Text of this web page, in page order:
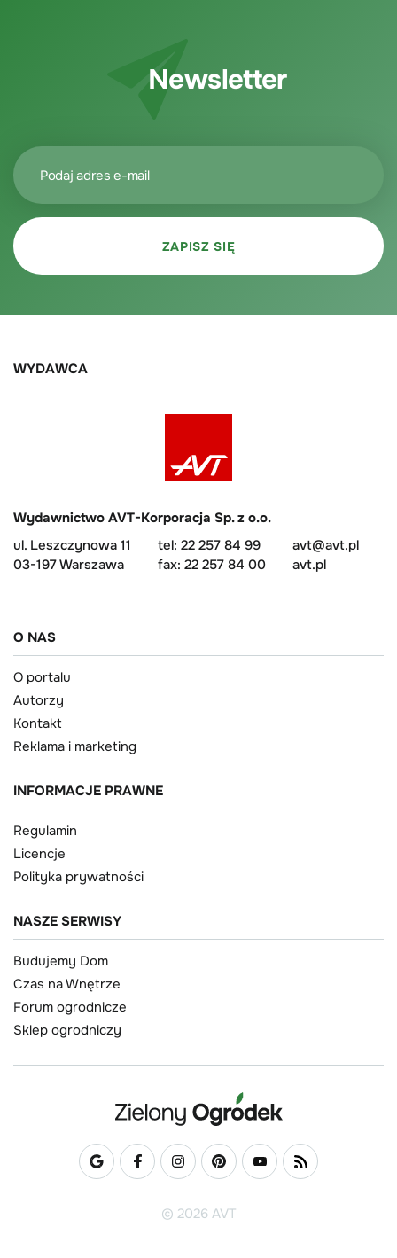
Newsletter
WYDAWCA
Wydawnictwo AVT-Korporacja Sp. z o.o.
ul. Leszczynowa 11
03-197 Warszawa
tel: 22 257 84 99
fax: 22 257 84 00
avt@avt.pl
avt.pl
O NAS
O portalu
Autorzy
Kontakt
Reklama i marketing
INFORMACJE PRAWNE
Regulamin
Licencje
Polityka prywatności
NASZE SERWISY
Budujemy Dom
Czas na Wnętrze
Forum ogrodnicze
Sklep ogrodniczy
© 2026 AVT